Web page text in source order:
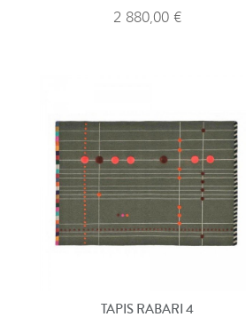
2 880,00 €
TAPIS RABARI 4